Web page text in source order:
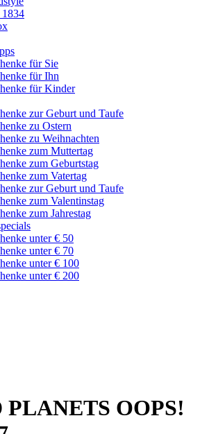
für Sie
für Ihn
für Kinder
zur Geburt und Taufe
zu Ostern
zu Weihnachten
zum Muttertag
zum Geburtstag
zum Vatertag
zur Geburt und Taufe
zum Valentinstag
zum Jahrestag
unter € 50
unter € 70
unter € 100
unter € 200
OOPS!